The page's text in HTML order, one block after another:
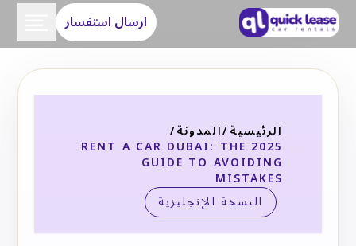
ارسال استفسار
الرئيسية/المدونة/
RENT A CAR DUBAI: THE 2025
GUIDE TO AVOIDING
MISTAKES
النسخة الإنجليزية